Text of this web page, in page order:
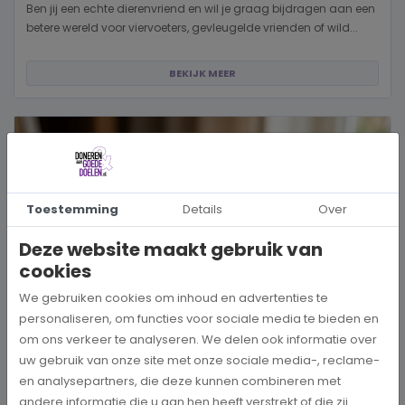
Ben jij een echte dierenvriend en wil je graag bijdragen aan een
betere wereld voor viervoeters, gevleugelde vrienden of wild...
BEKIJK MEER
Hoe kies je een goed doel dat écht bij je past?
Toestemming Details Over
Deze website maakt gebruik van
cookies
We gebruiken cookies om inhoud en advertenties te
personaliseren, om functies voor sociale media te bieden en
om ons verkeer te analyseren. We delen ook informatie over
uw gebruik van onze site met onze sociale media-, reclame-
en analysepartners, die deze kunnen combineren met